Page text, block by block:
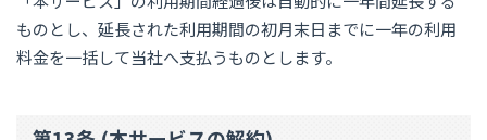
ものとし、延長された利用期間の初月末日までに一年の利用
料金を一括して当社へ支払うものとします。